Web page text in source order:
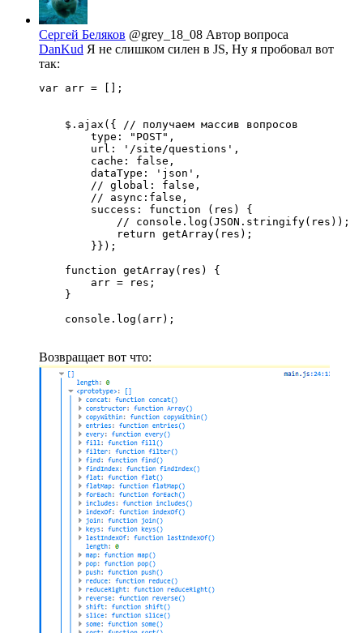
Сергей Беляков @grey_18_08 Автор вопроса
DanKud Я не слишком силен в JS, Ну я пробовал вот
так:
var arr = [];
    $.ajax({ // получаем массив вопросов
        type: "POST",
        url: '/site/questions',
        cache: false,
        dataType: 'json',
        // global: false,
        // async:false,
        success: function (res) {
            // console.log(JSON.stringify(res));
            return getArray(res);
        }});
    function getArray(res) {
        arr = res;
    }
    console.log(arr);
Возвращает вот что: